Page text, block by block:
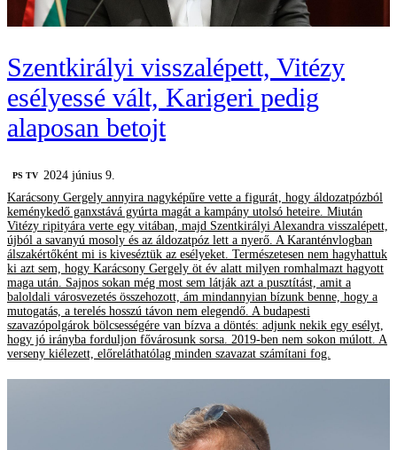
Szentkirályi visszalépett, Vitézy
esélyessé vált, Karigeri pedig
alaposan betojt
PS TV
2024 június 9.
Karácsony Gergely annyira nagyképűre vette a figurát, hogy áldozatpózból
keménykedő ganxstává gyúrta magát a kampány utolsó heteire. Miután
Vitézy ripityára verte egy vitában, majd Szentkirályi Alexandra visszalépett,
újból a savanyú mosoly és az áldozatpóz lett a nyerő. A Karanténvlogban
álszakértőként mi is kiveséztük az esélyeket. Természetesen nem hagyhattuk
ki azt sem, hogy Karácsony Gergely öt év alatt milyen romhalmazt hagyott
maga után. Sajnos sokan még most sem látják azt a pusztítást, amit a
baloldali városvezetés összehozott, ám mindannyian bízunk benne, hogy a
mutogatás, a terelés hosszú távon nem elegendő. A budapesti
szavazópolgárok bölcsességére van bízva a döntés: adjunk nekik egy esélyt,
hogy jó irányba forduljon fővárosunk sorsa. 2019-ben nem sokon múlott. A
verseny kiélezett, előreláthatólag minden szavazat számítani fog.